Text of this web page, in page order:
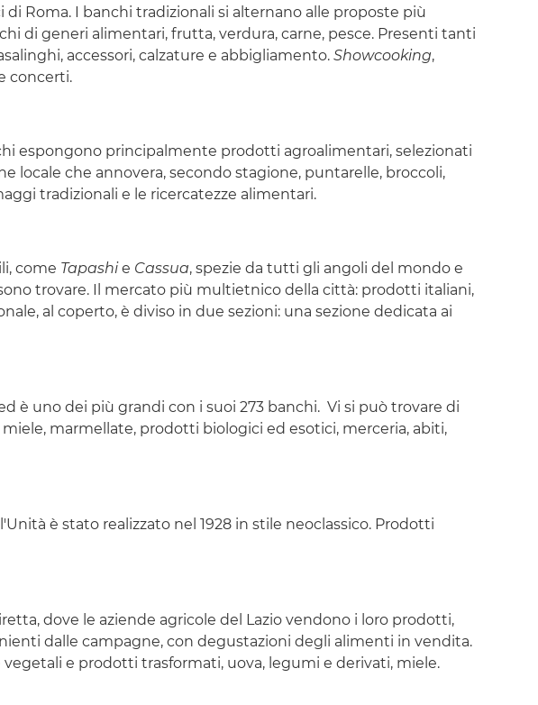
di Roma. I banchi tradizionali si alternano alle proposte più
di generi alimentari, frutta, verdura, carne, pesce. Presenti tanti
accessori, calzature e abbigliamento. Showcooking,
concerti.
espongono principalmente prodotti agroalimentari, selezionati
locale che annovera, secondo stagione, puntarelle, broccoli,
tradizionali e le ricercatezze alimentari.
come Tapashie Cassua, spezie da tutti gli angoli del mondo e
trovare. Il mercato più multietnico della città: prodotti italiani,
al coperto, è diviso in due sezioni: una sezione dedicata ai
è uno dei più grandi con i suoi 273 banchi. Vi si può trovare di
marmellate, prodotti biologici ed esotici, merceria, abiti,
è stato realizzato nel 1928 in stile neoclassico. Prodotti
dove le aziende agricole del Lazio vendono i loro prodotti,
dalle campagne, con degustazioni degli alimenti in vendita.
e prodotti trasformati, uova, legumi e derivati, miele.